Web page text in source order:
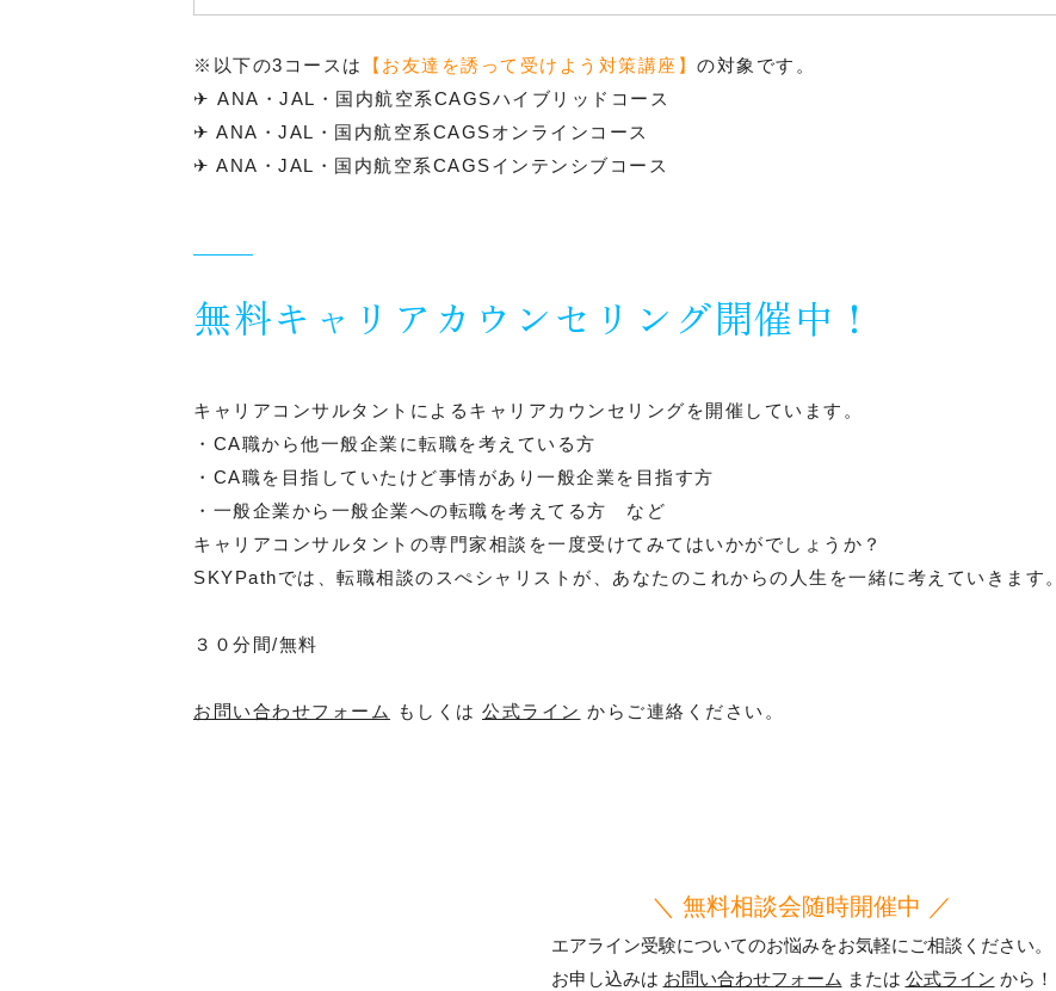
※以下の3コースは 【お友達を誘って受けよう対策講座】 の対象です。
✈︎ ANA・JAL・国内航空系CAGSハイブリッドコース
✈︎ ANA・JAL・国内航空系CAGSオンラインコース
✈︎ ANA・JAL・国内航空系CAGSインテンシブコース
無料キャリアカウンセリング開催中！
キャリアコンサルタントによるキャリアカウンセリングを開催しています。
・CA職から他一般企業に転職を考えている方
・CA職を目指していたけど事情があり一般企業を目指す方
・一般企業から一般企業への転職を考えてる方 など
キャリアコンサルタントの専門家相談を一度受けてみてはいかがでしょうか？
SKYPathでは、転職相談のスぺシャリストが、あなたのこれからの人生を一緒に考えていきます。
３０分間/無料
お問い合わせフォーム もしくは 公式ライン からご連絡ください。
＼ 無料相談会随時開催中 ／
エアライン受験についてのお悩みをお気軽にご相談ください。
お申し込みは お問い合わせフォーム または 公式ライン から！